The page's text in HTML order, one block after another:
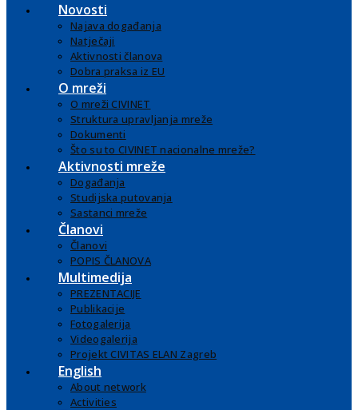
Novosti
Najava događanja
Natječaji
Aktivnosti članova
Dobra praksa iz EU
O mreži
O mreži CIVINET
Struktura upravljanja mreže
Dokumenti
Što su to CIVINET nacionalne mreže?
Aktivnosti mreže
Događanja
Studijska putovanja
Sastanci mreže
Članovi
Članovi
POPIS ČLANOVA
Multimedija
PREZENTACIJE
Publikacije
Fotogalerija
Videogalerija
Projekt CIVITAS ELAN Zagreb
English
About network
Activities